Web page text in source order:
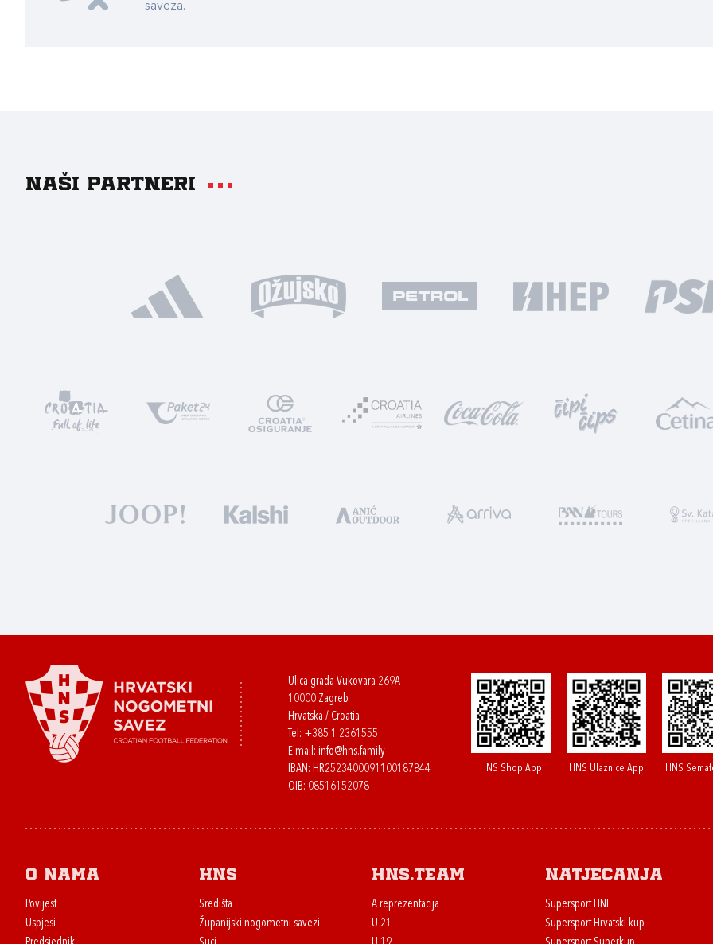
saveza.
Naši partneri
Ulica grada Vukovara 269A
10000 Zagreb
Hrvatska / Croatia
Tel: +385 1 2361555
E-mail: info@hns.family
IBAN: HR2523400091100187844
OIB: 08516152078
HNS Shop App HNS Ulaznice App HNS
O nama
Povijest
Uspjesi
HNS
Središta
Županijski nogometni savezi
HNS.team
A reprezentacija
U-21
Natjecanja
Supersport HNL
Supersport Hrvatski kup